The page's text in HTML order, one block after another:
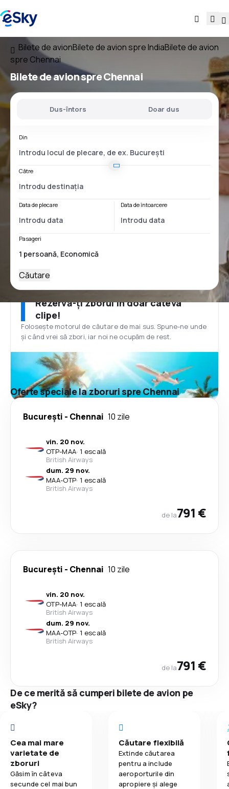
Bilete de avionBilete de avion spre IndiaBilete de avion
spre Chennai
Bilete de avion spre Chennai
Dus-întors Doar dus
Din
Către
Data de plecare Data de întoarcere
Pasageri
Căutare
Rezervă-ți zborul în doar câteva
clipe!
Folosește motorul de căutare de mai sus. Spune-ne unde
și când vrei să zbori, iar noi ne ocupăm de rest.
Oferte speciale la zboruri spre Chennai
București - Chennai 10 zile
vin. 20 nov.
OTP-MAA· 1 escală
British Airways
dum. 29 nov.
MAA-OTP· 1 escală
British Airways
de la791 €
București - Chennai 10 zile
vin. 20 nov.
OTP-MAA· 1 escală
British Airways
dum. 29 nov.
MAA-OTP· 1 escală
British Airways
de la791 €
De ce merită să cumperi bilete de avion pe
eSky?
Cea mai mare
varietate de
zboruri
Găsim în câteva
secunde cel mai bun
Căutare flexibilă
Extinde căutarea
pentru a include
aeroporturile din
apropiere și alege